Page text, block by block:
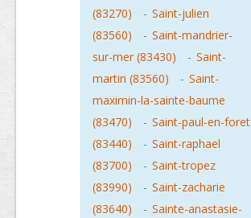
(83270)
- Saint-julien
(83560)
- Saint-mandrier-
sur-mer (83430)
- Saint-
martin (83560)
- Saint-
maximin-la-sainte-baume
(83470)
- Saint-paul-en-foret
(83440)
- Saint-raphael
(83700)
- Saint-tropez
(83990)
- Saint-zacharie
(83640)
- Sainte-anastasie-